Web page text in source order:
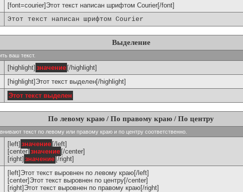
[font=courier]Этот текст написан шрифтом Courier[/font]
Этот текст написан шрифтом Courier
Выделение
ваш текст.
[highlight] значение [/highlight]
[highlight]Этот текст выделен[/highlight]
Этот текст выделен
По левому краю / По правому краю / По центру
текст по левому или правому краю и по центру соответственно.
[left] значение [/left]
[center] значение [/center]
[right] значение [/right]
[left]Этот текст выровнен по левому краю[/left]
[center]Этот текст выровнен по центру[/center]
[right]Этот текст выровнен по правому краю[/right]